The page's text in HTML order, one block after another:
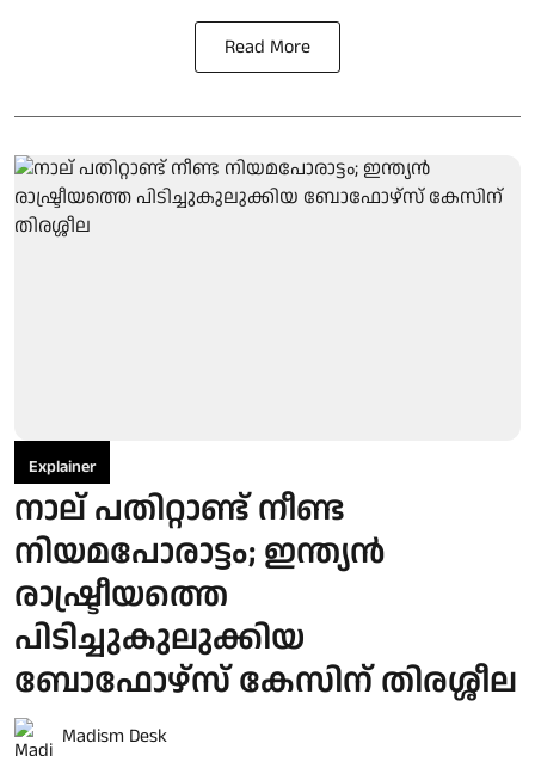
Read More
Explainer
നാല് പതിറ്റാണ്ട് നീണ്ട
നിയമപോരാട്ടം; ഇന്ത്യൻ
രാഷ്ട്രീയത്തെ
പിടിച്ചുകുലുക്കിയ
ബോഫോഴ്സ് കേസിന് തിരശ്ശീല
Madism Desk